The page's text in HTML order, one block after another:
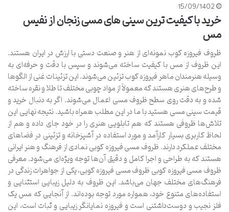
15/09/1402
خرید با کیفیت ترین سینی های مسی زنجان از نفیس
مس
ظروف فیروزه کوب نمونه‌ای از هنر و صنعت دستی با ارزش در ایران هستند.
این ظروف از مس با کیفیت ساخته می‌شوند و سپس با دقت و حرفه‌ای به
وسیله هنرمندان ماهر فیروزه کوب تزئین می‌شوند. این تزئینات غنی از الگوها
و طرح‌های هنری هستند که معمولاً از مواد چوبی مختلف تا طلا و نقره ساخته
شده و به دقت روی سطح ظروف مسی اعمال می‌شوند. اگر به دنبال خرید و
قیمت سینی مسی هستید با ما در این مطلب همراه باشید. نتیجه نهایی این
تلاش‌ها ظروفی هستند که هم تابلویی هنری را در خود جای داده و هم از
لحاظ کاربری بسیار کارآمد و مورد استفاده در آشپزخانه و تزئینی در فضاهای
مختلف عملکرد دارند. ظروف مسی فیروزه کوبی نمادی از فرهنگ و هنر ایرانی
هستند که به طراحی و اجرا کامل و دقیق آن‌ها توجه ویژه‌ای می‌شود. معرفی
ظروف مسی فیروزه کوبی ظروف مسی فیروزه کوبی، یکی از جواهرات زندگی در
فرهنگ‌های مختلف جهان می‌باشد. این ظروف به دلیل زیبایی استثنایی و
استفاده‌های متنوع خود، همواره مورد توجه بوده‌اند. از آنجایی که مس یک
فلز نجیب و دوست‌داشتنی است و فیروزه نمایانگر زیبایی و ثبات است، این